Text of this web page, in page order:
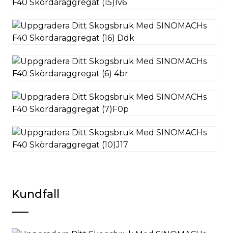
Kundfall